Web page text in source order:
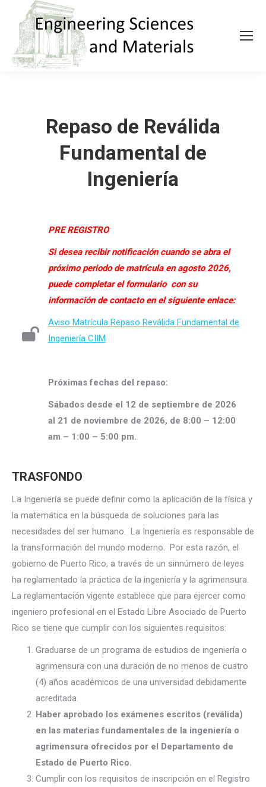
Repaso de Reválida
Fundamental de
Ingeniería
PRE REGISTRO
Si desea recibir notificación cuando se abra el
próximo periodo de matrícula en agosto 2026,
puede completar el formulario con su
información de contacto en el siguiente enlace:
Aviso Matrícula Repaso Reválida Fundamental de
Ingeniería CIIM
Próximas fechas del repaso:
Sábados desde el 12 de septiembre de 2026
al 21 de noviembre de 2026, de 8:00 – 12:00
am – 1:00 – 5:00 pm.
TRASFONDO
La Ingeniería se puede definir como la aplicación de la física y
la matemática en la búsqueda de soluciones para las
necesidades del ser humano. La Ingeniería es responsable de
la transformación del mundo moderno. Por esta razón, el
gobierno de Puerto Rico, a través de un sinnúmero de leyes
ha reglamentado la práctica de la ingeniería y la agrimensura.
La reglamentación vigente establece que para ejercer como
ingeniero profesional en el Estado Libre Asociado de Puerto
Rico se tiene que cumplir con los siguientes requisitos:
Graduarse de un programa de estudios de ingeniería o
agrimensura con una duración de no menos de cuatro
(4) años académicos de una universidad debidamente
acreditada.
Haber aprobado los exámenes escritos (reválida)
en las materias fundamentales de la ingeniería o
agrimensura ofrecidos por el Departamento de
Estado de Puerto Rico.
Cumplir con los requisitos de inscripción en el Registro